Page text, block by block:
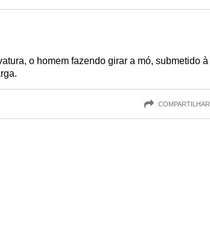
o homem fazendo girar a mó, submetido à
COMPARTILHAR